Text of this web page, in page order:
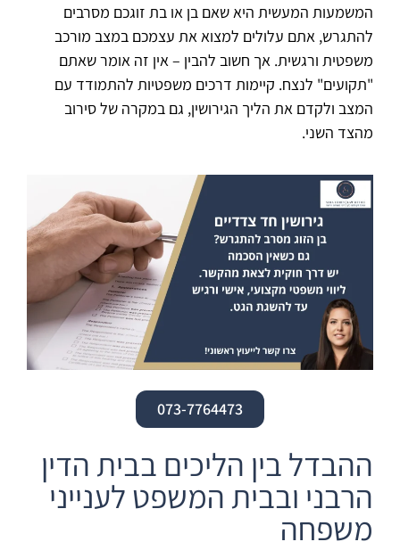
המשמעות המעשית היא שאם בן או בת זוגכם מסרבים
להתגרש, אתם עלולים למצוא את עצמכם במצב מורכב
משפטית ורגשית. אך חשוב להבין – אין זה אומר שאתם
"תקועים" לנצח. קיימות דרכים משפטיות להתמודד עם
המצב ולקדם את הליך הגירושין, גם במקרה של סירוב
מהצד השני.
073-7764473
ההבדל בין הליכים בבית הדין
הרבני ובבית המשפט לענייני
משפחה